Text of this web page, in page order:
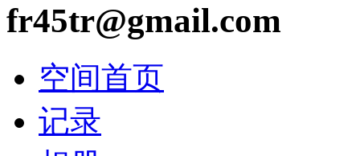
fr45tr@gmail.com
空间首页
记录